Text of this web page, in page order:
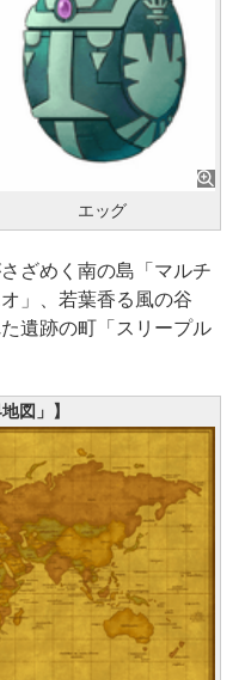
エッグ
ざめく南の島「マルチ
」、若葉香る風の谷
遺跡の町「スリープル
図」】